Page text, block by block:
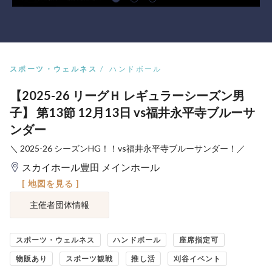
スポーツ・ウェルネス ハンドボール
【2025-26 リーグＨ レギュラーシーズン男
子】 第13節 12月13日 vs福井永平寺ブルーサ
ンダー
＼ 2025-26 シーズンHG！！vs福井永平寺ブルーサンダー！／
スカイホール豊田 メインホール
[ 地図を見る ]
主催者団体情報
スポーツ・ウェルネス ハンドボール 座席指定可
物販あり スポーツ観戦 推し活 刈谷イベント